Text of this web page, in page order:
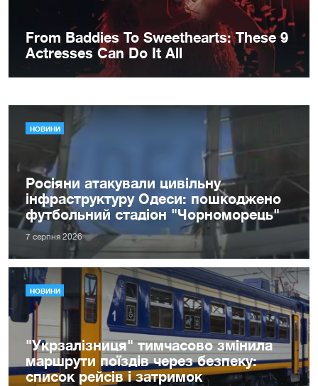
НОВИНИ
Росіяни атакували цивільну
інфраструктуру Одеси: пошкоджено
футбольний стадіон "Чорноморець"
7 серпня 2026
НОВИНИ
"Укрзалізниця" тимчасово змінила
маршрути поїздів через безпеку:
список рейсів і затримок